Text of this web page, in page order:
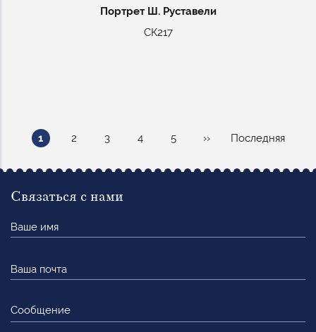
Портрет Ш. Руставели
СК217
Нумерация
страницТекущая
1 Page
2 Page
3 Page
4 Page
5
Следующая
››
Последняя
Последняя
Связаться с нами
имя
почта
Сообщение